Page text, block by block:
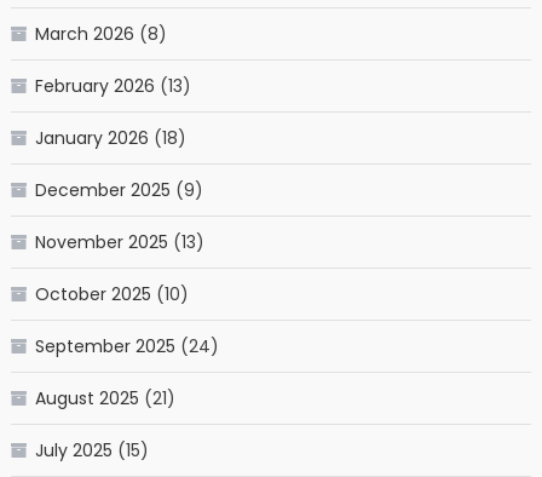
March 2026 (8)
February 2026 (13)
January 2026 (18)
December 2025 (9)
November 2025 (13)
October 2025 (10)
September 2025 (24)
August 2025 (21)
July 2025 (15)